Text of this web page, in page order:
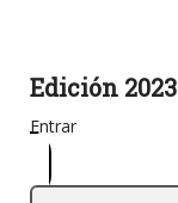
Edición 2023
Entrar